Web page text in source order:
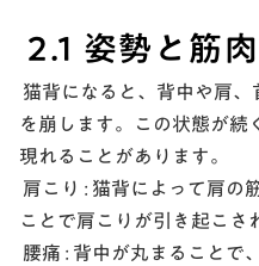
2.1 姿勢と筋
猫背になると、背中や肩
を崩します。この状態が
現れることがあります。
肩こり :猫背によって肩の
ことで肩こりが引き起こさ
腰痛 :背中が丸まることで